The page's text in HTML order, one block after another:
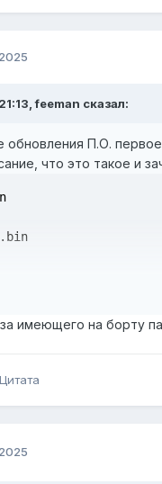
feeman сказал:
обновления П.О.
что это такое и
имеющего на борту
Цитата